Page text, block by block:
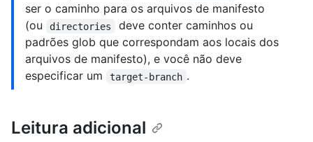
ser o caminho para os arquivos de manifesto
(ou
directories
deve conter caminhos ou
padrões glob que correspondam aos locais dos
arquivos de manifesto), e você não deve
especificar um
target-branch .
Leitura adicional